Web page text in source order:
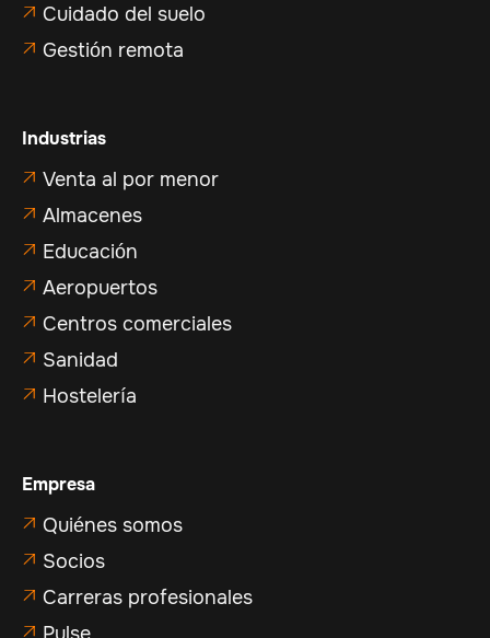
 Cuidado del suelo
 Gestión remota
Industrias
 Venta al por menor
 Almacenes
 Educación
 Aeropuertos
 Centros comerciales
 Sanidad
 Hostelería
Empresa
 Quiénes somos
 Socios
 Carreras profesionales
